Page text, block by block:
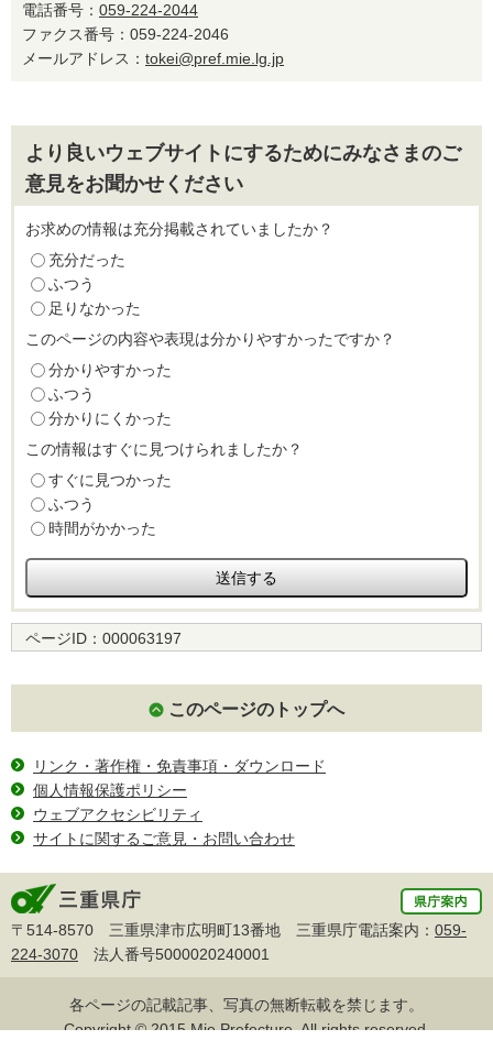
電話番号： 059-224-2044
ファクス番号：059-224-2046
メールアドレス： tokei@pref.mie.lg.jp
より良いウェブサイトにするためにみなさまのご
意見をお聞かせください
お求めの情報は充分掲載されていましたか？
充分だった
ふつう
足りなかった
このページの内容や表現は分かりやすかったですか？
分かりやすかった
ふつう
分かりにくかった
この情報はすぐに見つけられましたか？
すぐに見つかった
ふつう
時間がかかった
ページID： 000063197
このページのトップへ
リンク・著作権・免責事項・ダウンロード
個人情報保護ポリシー
ウェブアクセシビリティ
サイトに関するご意見・お問い合わせ
〒514-8570 三重県津市広明町13番地 三重県庁電話案内： 059-
224-3070 法人番号5000020240001
各ページの記載記事、写真の無断転載を禁じます。
Copyright © 2015 Mie Prefecture, All rights reserved.